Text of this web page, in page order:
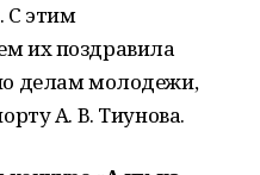
С этим
их поздравила
делам молодежи,
А. В. Тиунова.